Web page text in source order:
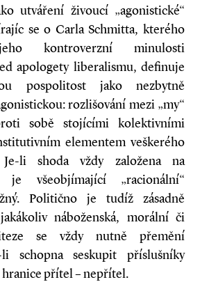
utváření živoucí „agonistické“
se o Carla Schmitta, kterého
kontroverzní minulosti
apologety liberalismu, definuje
pospolitost jako nezbytně
rozlišování mezi „my“
sobě stojícími kolektivními
elementem veškerého
li shoda vždy založena na
je všeobjímající „racionální“
Politično je tudíž zásadně
náboženská, morální či
se vždy nutně přemění
schopna seskupit příslušníky
přítel – nepřítel.